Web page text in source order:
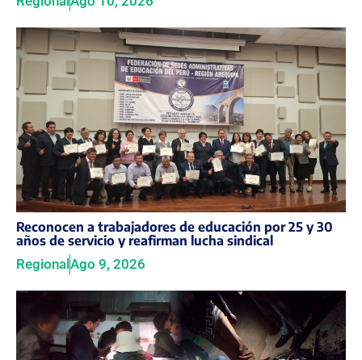
Reconocen a trabajadores de educación por 25 y 30
años de servicio y reafirman lucha sindical
Regional Ago 9, 2026